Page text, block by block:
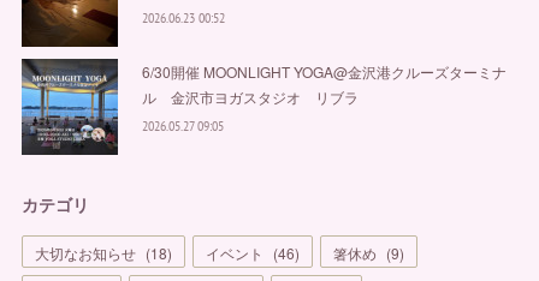
2026.06.23 00:52
6/30開催 MOONLIGHT YOGA@金沢港クルーズターミナ
ル 金沢市ヨガスタジオ リブラ
2026.05.27 09:05
カテゴリ
大切なお知らせ (18) イベント (46) 箸休め (9)